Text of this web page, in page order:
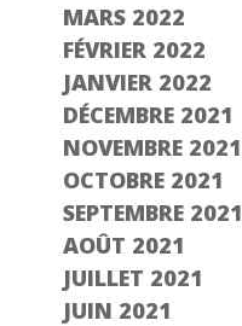
MARS 2022
FÉVRIER 2022
JANVIER 2022
DÉCEMBRE 2021
NOVEMBRE 2021
OCTOBRE 2021
SEPTEMBRE 2021
AOÛT 2021
JUILLET 2021
JUIN 2021